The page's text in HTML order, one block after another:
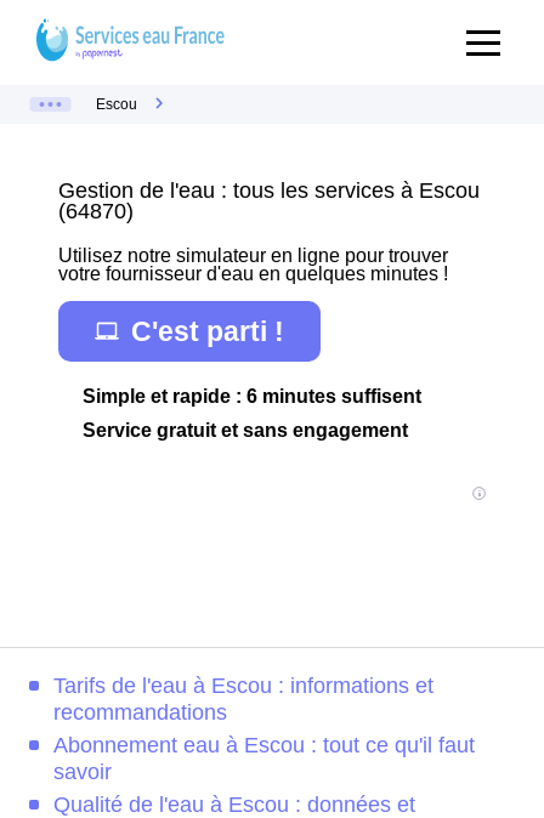
Escou
Gestion de l'eau : tous les services à Escou
(64870)
Utilisez notre simulateur en ligne pour trouver
votre fournisseur d'eau en quelques minutes !
C'est parti !
Simple et rapide : 6 minutes suffisent
Service gratuit et sans engagement
Tarifs de l'eau à Escou : informations et
recommandations
Abonnement eau à Escou : tout ce qu'il faut
savoir
Qualité de l'eau à Escou : données et